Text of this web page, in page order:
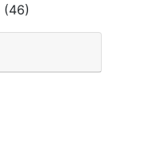
(46)